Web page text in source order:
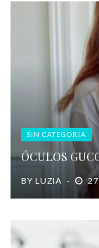
SIN CATEGORÍA
ÓCULOS
BY LUZIA